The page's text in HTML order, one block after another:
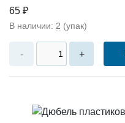
65 ₽
В наличии: 2 (упак)
- +